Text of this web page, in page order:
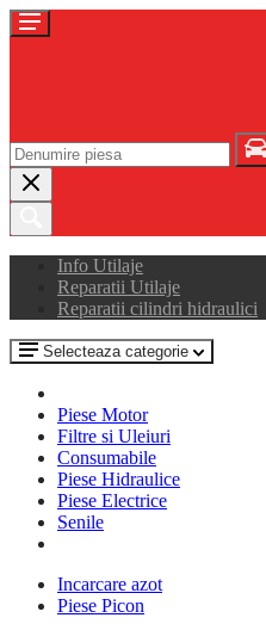
Info Utilaje
Reparatii Utilaje
Reparatii cilindri hidraulici
Selecteaza categorie
Piese Motor
Filtre si Uleiuri
Consumabile
Piese Hidraulice
Piese Electrice
Senile
Incarcare azot
Piese Picon